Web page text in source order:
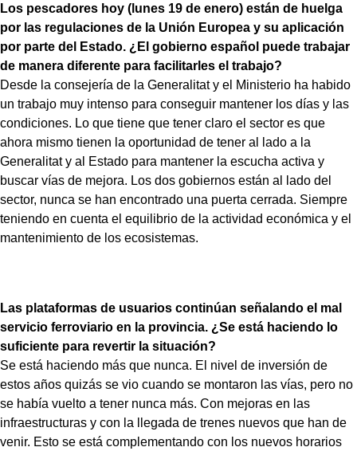
Los pescadores hoy (lunes 19 de enero) están de huelga
por las regulaciones de la Unión Europea y su aplicación
por parte del Estado. ¿El gobierno español puede trabajar
de manera diferente para facilitarles el trabajo?
Desde la consejería de la Generalitat y el Ministerio ha habido
un trabajo muy intenso para conseguir mantener los días y las
condiciones. Lo que tiene que tener claro el sector es que
ahora mismo tienen la oportunidad de tener al lado a la
Generalitat y al Estado para mantener la escucha activa y
buscar vías de mejora. Los dos gobiernos están al lado del
sector, nunca se han encontrado una puerta cerrada. Siempre
teniendo en cuenta el equilibrio de la actividad económica y el
mantenimiento de los ecosistemas.
Las plataformas de usuarios continúan señalando el mal
servicio ferroviario en la provincia. ¿Se está haciendo lo
suficiente para revertir la situación?
Se está haciendo más que nunca. El nivel de inversión de
estos años quizás se vio cuando se montaron las vías, pero no
se había vuelto a tener nunca más. Con mejoras en las
infraestructuras y con la llegada de trenes nuevos que han de
venir. Esto se está complementando con los nuevos horarios